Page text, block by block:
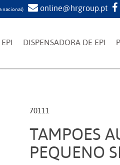
nacional) online@hrgroup.pt
EPI DISPENSADORA DE EPI
70111
TAMPOES
PEQUENO